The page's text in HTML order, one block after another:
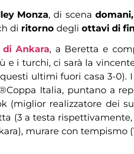
Monza, di scena
di ritorno degli ottavi di
di Ankara, a Beretta e
i turchi, ci sarà la
ultimi fuori casa 3-
Italia, puntano a
realizzatore dei
(3 a testa
murare con tempismo